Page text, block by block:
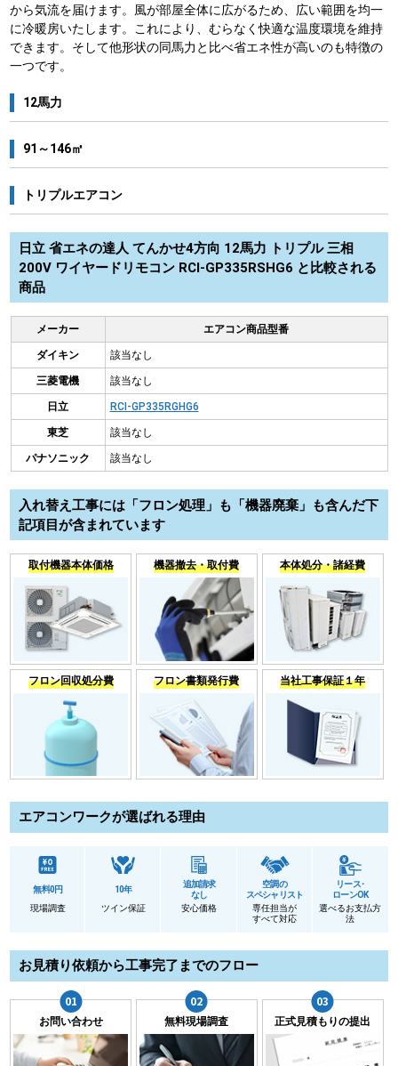
から気流を届けます。風が部屋全体に広がるため、広い範囲を均一
に冷暖房いたします。これにより、むらなく快適な温度環境を維持
できます。そして他形状の同馬力と比べ省エネ性が高いのも特徴の
一つです。
12馬力
91～146㎡
トリプルエアコン
日立 省エネの達人 てんかせ4方向 12馬力 トリプル 三相
200V ワイヤードリモコン RCI-GP335RSHG6 と比較される
商品
メーカー エアコン商品型番
ダイキン 該当なし
三菱電機 該当なし
日立 RCI-GP335RGHG6
東芝 該当なし
パナソニック 該当なし
入れ替え工事には「フロン処理」も「機器廃棄」も含んだ下
記項目が含まれています
取付機器本体価格 機器撤去・取付費 本体処分・諸経費
フロン回収処分費 フロン書類発行費 当社工事保証１年
エアコンワークが選ばれる理由
無料0円
現場調査
10年
ツイン保証
追加請求
なし
安心価格
空調の
スペシャリスト
専任担当が
すべて対応
リース･
ローンOK
選べるお支払方
法
お見積り依頼から工事完了までのフロー
お問い合わせ 無料現場調査 正式見積もりの提出